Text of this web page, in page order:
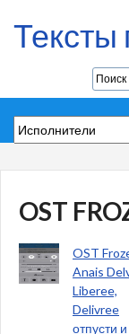
Тексты
OST
OST
Anais
Liberee,
Delivree
отпусти и